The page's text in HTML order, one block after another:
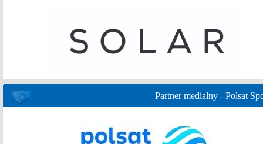
Partner medialny - Polsat